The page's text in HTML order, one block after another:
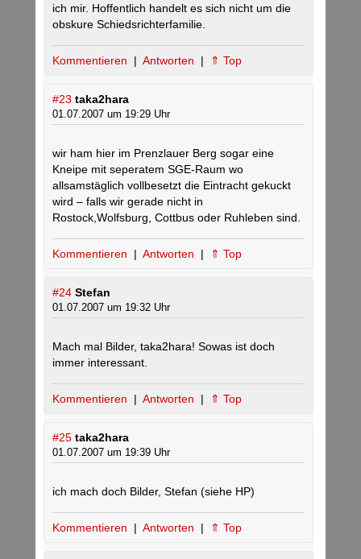
ich mir. Hoffentlich handelt es sich nicht um die
obskure Schiedsrichterfamilie.
Kommentieren | Antworten | ⇑ Top
#23 taka2hara
01.07.2007 um 19:29 Uhr
wir ham hier im Prenzlauer Berg sogar eine
Kneipe mit seperatem SGE-Raum wo
allsamstäglich vollbesetzt die Eintracht gekuckt
wird – falls wir gerade nicht in
Rostock,Wolfsburg, Cottbus oder Ruhleben sind.
Kommentieren | Antworten | ⇑ Top
#24 Stefan
01.07.2007 um 19:32 Uhr
Mach mal Bilder, taka2hara! Sowas ist doch
immer interessant.
Kommentieren | Antworten | ⇑ Top
#25 taka2hara
01.07.2007 um 19:39 Uhr
ich mach doch Bilder, Stefan (siehe HP)
Kommentieren | Antworten | ⇑ Top